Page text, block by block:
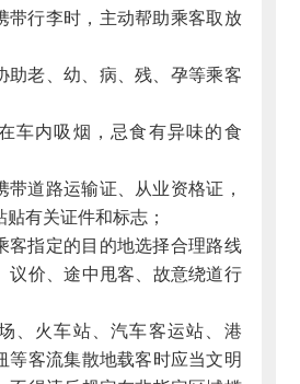
带行李时，主动帮助乘客取放
助老、幼、病、残、孕等乘客
车内吸烟，忌食有异味的食
带道路运输证、从业资格证，
有关证件和标志；
客指定的目的地选择合理路线
议价、途中甩客、故意绕道行
、火车站、汽车客运站、港
等客流集散地载客时应当文明